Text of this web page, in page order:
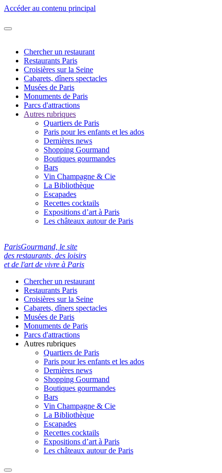
Accéder au contenu principal
Chercher un restaurant
Restaurants Paris
Croisières sur la Seine
Cabarets, dîners spectacles
Musées de Paris
Monuments de Paris
Parcs d'attractions
Autres rubriques
Quartiers de Paris
Paris pour les enfants et les ados
Dernières news
Shopping Gourmand
Boutiques gourmandes
Bars
Vin Champagne & Cie
La Bibliothèque
Escapades
Recettes cocktails
Expositions d’art à Paris
Les châteaux autour de Paris
ParisGourmand, le site
des restaurants, des loisirs
et de l'art de vivre à Paris
Chercher un restaurant
Restaurants Paris
Croisières sur la Seine
Cabarets, dîners spectacles
Musées de Paris
Monuments de Paris
Parcs d'attractions
Autres rubriques
Quartiers de Paris
Paris pour les enfants et les ados
Dernières news
Shopping Gourmand
Boutiques gourmandes
Bars
Vin Champagne & Cie
La Bibliothèque
Escapades
Recettes cocktails
Expositions d’art à Paris
Les châteaux autour de Paris